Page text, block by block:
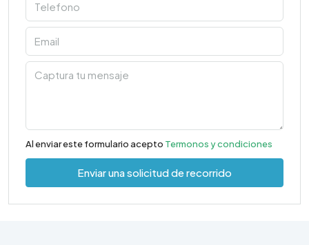
Al enviar este formulario acepto Termonos y condiciones
Enviar una solicitud de recorrido